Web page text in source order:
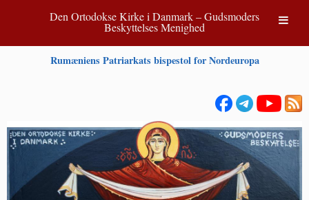
Den Ortodokse Kirke i Danmark – Gudsmoders
Beskyttelses Menighed
Rumæniens Patriarkats bispestol for Nordeuropa